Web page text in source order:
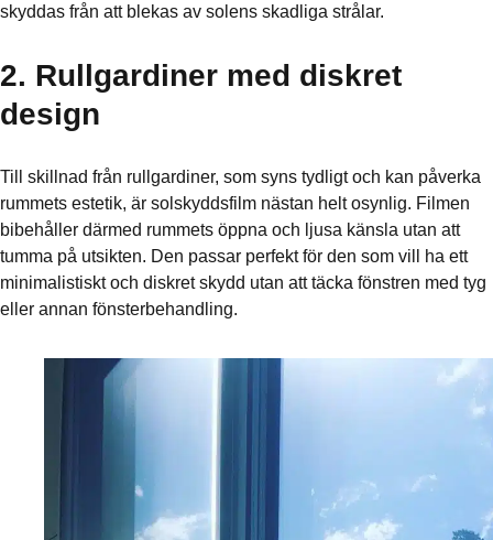
skyddas från att blekas av solens skadliga strålar.
2. Rullgardiner med diskret
design
Till skillnad från rullgardiner, som syns tydligt och kan påverka
rummets estetik, är solskyddsfilm nästan helt osynlig. Filmen
bibehåller därmed rummets öppna och ljusa känsla utan att
tumma på utsikten. Den passar perfekt för den som vill ha ett
minimalistiskt och diskret skydd utan att täcka fönstren med tyg
eller annan fönsterbehandling.